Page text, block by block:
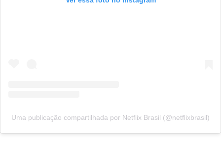
Uma publicação compartilhada por Netflix Brasil (@netflixbrasil)